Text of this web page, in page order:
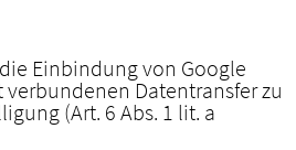
Einbindung von Google
Datentransfer zu
(Art. 6 Abs. 1 lit. a